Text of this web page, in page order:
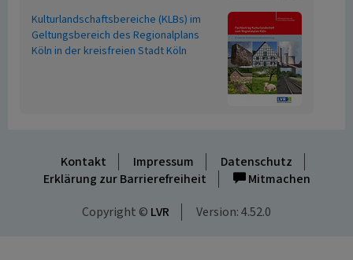
Kulturlandschaftsbereiche (KLBs) im
Geltungsbereich des Regionalplans
Köln in der kreisfreien Stadt Köln
Kontakt Impressum
Datenschutz
Erklärung zur Barrierefreiheit
Mitmachen
Copyright © LVR Version: 4.52.0